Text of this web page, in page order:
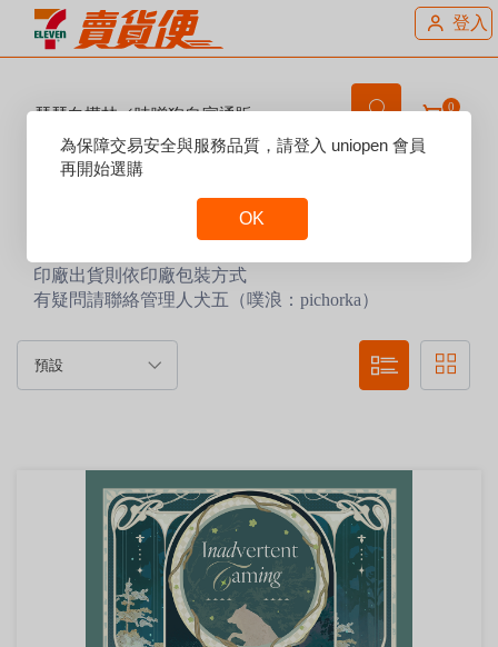
登入
瑟瑟白樺林／味噌狗自家通販 0
賣場說明：
瑟瑟白樺林／味噌狗的自家通販賣場
印廠出貨則依印廠包裝方式
有疑問請聯絡管理人犬五（噗浪：pichorka）
Reset
Focus
為保障交易安全與服務品質，請登入 uniopen 會員
再開始選購
OK
Focus